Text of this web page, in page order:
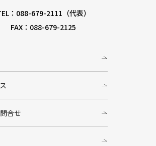
：088-679-2111（代表）
FAX：088-679-2125
合せ